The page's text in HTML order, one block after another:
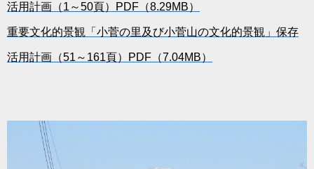
活用計画（1～50頁）PDF（8.29MB）
重要文化的景観「小菅の里及び小菅山の文化的景観」保存
活用計画（51～161頁）PDF（7.04MB）